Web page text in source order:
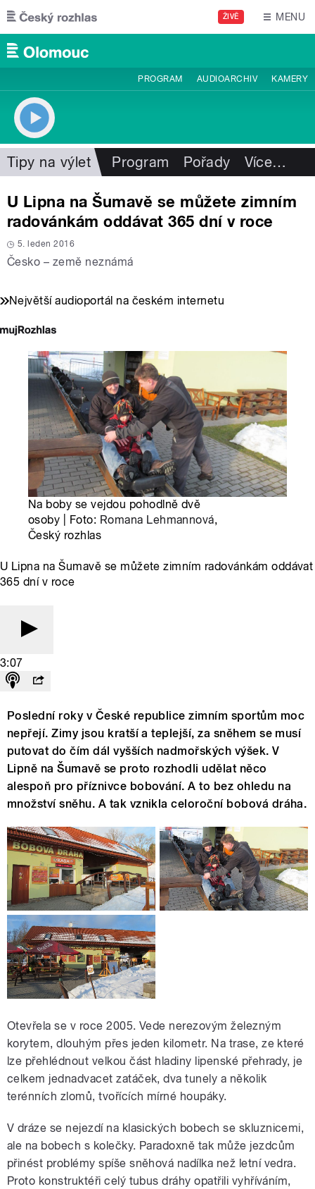
Přejít k hlavnímu obsahu
ŽIVĚ MENU
PROGRAM AUDIOARCHIV KAMERY
Tipy na výlet Program Pořady Více…
U Lipna na Šumavě se můžete zimním
radovánkám oddávat 365 dní v roce
5. leden 2016
Česko – země neznámá
Největší audioportál na českém internetu
Na boby se vejdou pohodlně dvě
osoby | Foto: Romana Lehmannová,
Český rozhlas
U Lipna na Šumavě se můžete zimním radovánkám oddávat
365 dní v roce
3:07
Poslední roky v České republice zimním sportům moc
nepřejí. Zimy jsou kratší a teplejší, za sněhem se musí
putovat do čím dál vyšších nadmořských výšek. V
Lipně na Šumavě se proto rozhodli udělat něco
alespoň pro příznivce bobování. A to bez ohledu na
množství sněhu. A tak vznikla celoroční bobová dráha.
Otevřela se v roce 2005. Vede nerezovým železným
korytem, dlouhým přes jeden kilometr. Na trase, ze které
lze přehlédnout velkou část hladiny lipenské přehrady, je
celkem jednadvacet zatáček, dva tunely a několik
terénních zlomů, tvořících mírné houpáky.
V dráze se nejezdí na klasických bobech se skluznicemi,
ale na bobech s kolečky. Paradoxně tak může jezdcům
přinést problémy spíše sněhová nadílka než letní vedra.
Proto konstruktéři celý tubus dráhy opatřili vyhříváním,